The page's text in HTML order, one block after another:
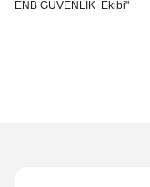
ENB GÜVENLİK Ekibi"